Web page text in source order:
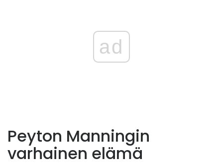
ad
Peyton Manningin
varhainen elämä